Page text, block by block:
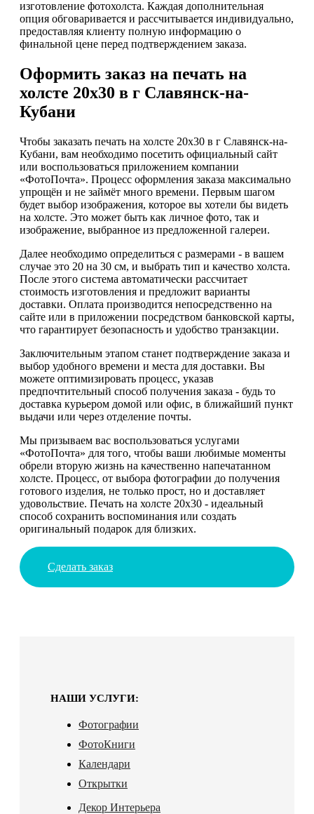
изготовление фотохолста. Каждая дополнительная
опция обговаривается и рассчитывается индивидуально,
предоставляя клиенту полную информацию о
финальной цене перед подтверждением заказа.
Оформить заказ на печать на
холсте 20х30 в г Славянск-на-
Кубани
Чтобы заказать печать на холсте 20х30 в г Славянск-на-
Кубани, вам необходимо посетить официальный сайт
или воспользоваться приложением компании
«ФотоПочта». Процесс оформления заказа максимально
упрощён и не займёт много времени. Первым шагом
будет выбор изображения, которое вы хотели бы видеть
на холсте. Это может быть как личное фото, так и
изображение, выбранное из предложенной галереи.
Далее необходимо определиться с размерами - в вашем
случае это 20 на 30 см, и выбрать тип и качество холста.
После этого система автоматически рассчитает
стоимость изготовления и предложит варианты
доставки. Оплата производится непосредственно на
сайте или в приложении посредством банковской карты,
что гарантирует безопасность и удобство транзакции.
Заключительным этапом станет подтверждение заказа и
выбор удобного времени и места для доставки. Вы
можете оптимизировать процесс, указав
предпочтительный способ получения заказа - будь то
доставка курьером домой или офис, в ближайший пункт
выдачи или через отделение почты.
Мы призываем вас воспользоваться услугами
«ФотоПочта» для того, чтобы ваши любимые моменты
обрели вторую жизнь на качественно напечатанном
холсте. Процесс, от выбора фотографии до получения
готового изделия, не только прост, но и доставляет
удовольствие. Печать на холсте 20х30 - идеальный
способ сохранить воспоминания или создать
оригинальный подарок для близких.
Сделать заказ
НАШИ УСЛУГИ:
Фотографии
ФотоКниги
Календари
Открытки
Декор Интерьера